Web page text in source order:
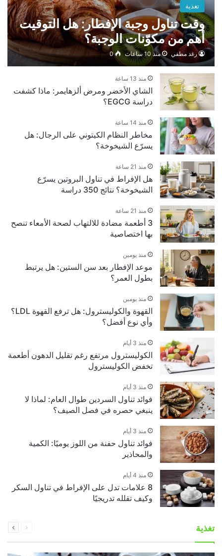
تغذية
وقت تناول وجبة الإفطار: هل التوقيت
أهم من مكوّنات الوجبة؟
رغد مطفي منذ 10 ساعات 0
منذ 13 ساعة
الشاي الأخضر ومرض ألزهايمر: ماذا كشفت
دراسة EGCG؟
منذ 14 ساعة
مخاطر النظام الكيتوني على الرجال: هل
يسرّع الشيخوخة؟
منذ 21 ساعة
هل الإفراط في تناول البروتين يسرّع
الشيخوخة؟ نتائج 350 دراسة
منذ 21 ساعة
3 أطعمة مضادة للالتهاب لصحة الأمعاء تنصح
بها اختصاصية
منذ يومين
موعد الإفطار بعد سن الستين: هل يرتبط
بطول العمر؟
منذ يومين
القهوة والكوليسترول: هل ترفع القهوة LDL؟
وأي نوع أفضل؟
منذ 3 أيام
الكوليسترول مرتفع رغم تقليل الدهون أطعمة
تخفض الكوليسترول
منذ 3 أيام
فوائد تناول السردين طوال العام: لماذا لا
ينبغي حصره في فصل الصيف؟
منذ 3 أيام
فوائد تناول حفنة من اللوز يوميًا: الكمية
والمحاذير
منذ 4 أيام
8 علامات تدل على الإفراط في تناول السكر
وكيف تقلله تدريجيًا
تغذية الصفحةالصفحة